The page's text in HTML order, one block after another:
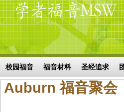
Skip to main content
搜索表单
校园福音 福音材料 圣经追求
Auburn 福音聚会